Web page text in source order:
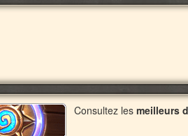
Consultez les meilleurs